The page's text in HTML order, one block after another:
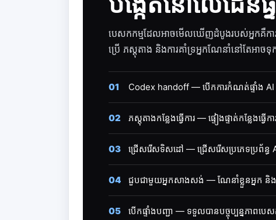
បេសកកម្មដែលអាចមើលឃើញដំបូងរបស់អ្នកគឺការ
ប្រើ ភស្តុតាង និងការគាំទ្រអ្នកណែនាំនៅតែអាចទុ
01 Codex handoff — បើកការកំណត់ផ្ទាំង
02 ភស្តុតាងកន្លែងធ្វើការ — ផ្ទៀងផ្ទាត់កន្ល
03 ជ្រើសរើសទិសដៅ — ជ្រើសរើសប្រភេទប្រព័ន្
04 ជួបជាមួយអ្នកសាងសង់ — ណែនាំខ្លួនអ្នក
05 បើកផ្ទាំងបញ្ជា — ទទួលបានបច្ចុប្បន្នភាពប